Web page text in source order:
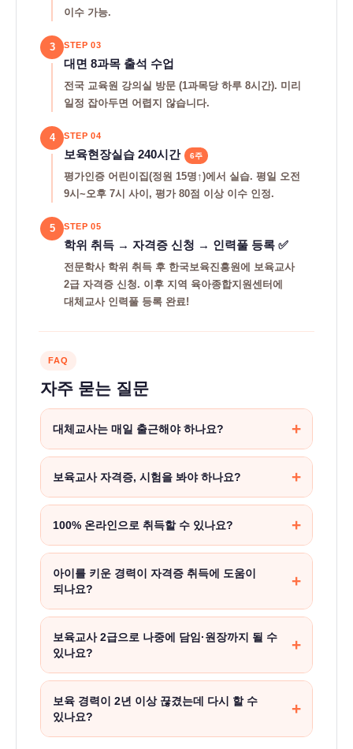
이수 가능.
3 STEP 03
대면 8과목 출석 수업
전국 교육원 강의실 방문 (1과목당 하루 8시간). 미리
일정 잡아두면 어렵지 않습니다.
4 STEP 04
보육현장실습 240시간 6주
평가인증 어린이집(정원 15명↑)에서 실습. 평일 오전
9시~오후 7시 사이, 평가 80점 이상 이수 인정.
5 STEP 05
학위 취득 → 자격증 신청 → 인력풀 등록 ✅
전문학사 학위 취득 후 한국보육진흥원에 보육교사
2급 자격증 신청. 이후 지역 육아종합지원센터에
대체교사 인력풀 등록 완료!
어
린
이
집
대
체
교
사
보
육
교
사
2
급
학
점
FAQ
자주 묻는 질문
대체교사는 매일 출근해야 하나요?
어린이집에서 연락이 오면 나가는 방식입니다.
본인이 가능한 날짜를 미리 등록하거나 콜을 수락·
거절할 수 있어, 육아·가사와 병행하기 좋습니다.
보육교사 자격증, 시험을 봐야 하나요?
없습니다. 정해진 17과목(51학점)을 이수하고
전문학사 학위를 취득한 뒤 서류를 제출하면
자격증이 발급됩니다.
100% 온라인으로 취득할 수 있나요?
가능하지만,
대면 8과목은 반드시 강의실 출석
직접 진행해야 합니다. 다만 대면 수업은 하루
8시간씩 총 8일이라 실질적인 부담은 크지
않습니다.
아이를 키운 경력이 자격증 취득에 도움이
되나요?
큰 강점이 됩니다. 영유아 행동 이해, 놀이 지도,
분들이 훨씬 자연스럽게 통과합니다.
보육교사 2급으로 나중에 담임·원장까지 될 수
있나요?
쌓으면 1급 승급 교육을 받을 수 있고, 1급 취득 후
보육 경력이 2년 이상 끊겼는데 다시 할 수
있나요?